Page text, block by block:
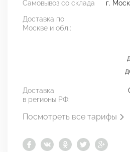
Самовывоз со склада
г.
Доставка по
Москве и обл.:
Доставка
в регионы РФ:
Посмотреть все тарифы